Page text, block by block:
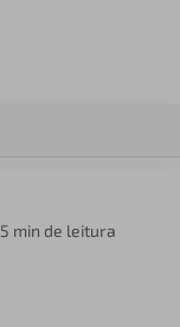
5 min de leitura